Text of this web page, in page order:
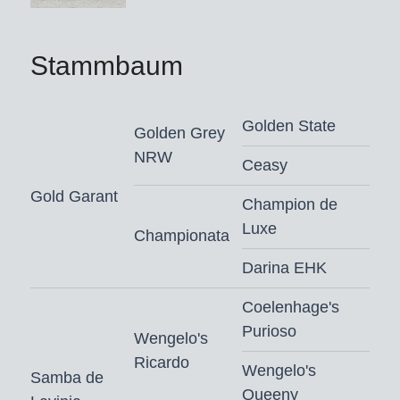
van kwaliteit, beweging en uitstraling
Gaetano Oro – waar prestatie,
Gaetano Oro is goedgekeurd voor
Weser Ems
Dekgeld bedraagt € 500,- (vaste
kosten € 250,00 + € 250,00 bij dracht)
excl. BTW, verzendkosten en afdracht.
Bestellen voor 9.00 uur ‘s ochtends
Stammbaum
Gold Garant
Golden Grey
NRW
Golden State
Ceasy
Championata
Champion de
Luxe
Darina EHK
Samba de
Wengelo's
Ricardo
Coelenhage's
Purioso
Wengelo's
Queeny